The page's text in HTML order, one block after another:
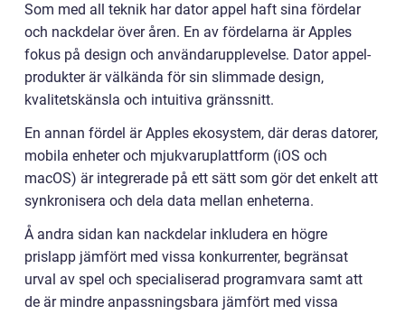
Som med all teknik har dator appel haft sina fördelar
och nackdelar över åren. En av fördelarna är Apples
fokus på design och användarupplevelse. Dator appel-
produkter är välkända för sin slimmade design,
kvalitetskänsla och intuitiva gränssnitt.
En annan fördel är Apples ekosystem, där deras datorer,
mobila enheter och mjukvaruplattform (iOS och
macOS) är integrerade på ett sätt som gör det enkelt att
synkronisera och dela data mellan enheterna.
Å andra sidan kan nackdelar inkludera en högre
prislapp jämfört med vissa konkurrenter, begränsat
urval av spel och specialiserad programvara samt att
de är mindre anpassningsbara jämfört med vissa